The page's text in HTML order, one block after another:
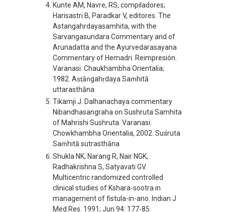
Kunte AM, Navre, RS, compiladores;
Harisastri B, Paradkar V, editores. The
Astangahrdayasamhita, with the
Sarvangasundara Commentary and of
Arunadatta and the Ayurvedarasayana
Commentary of Hemadri. Reimpresión.
Varanasi: Chaukhambha Orientalia;
1982. Aṣṭāṅgahṛdaya Saṁhitā
uttarasthāna
Tikamji J. Dalhanachaya commentary
Nibandhasangraha on Sushruta Samhita
of Mahrishi Sushruta. Varanasi:
Chowkhambha Orientalia, 2002. Suśruta
Saṁhitā sutrasthāna
Shukla NK, Narang R, Nair NGK,
Radhakrishna S, Satyavati GV.
Multicentric randomized controlled
clinical studies of Kshara-sootra in
management of fistula-in-ano. Indian J
Med Res. 1991; Jun 94: 177-85.